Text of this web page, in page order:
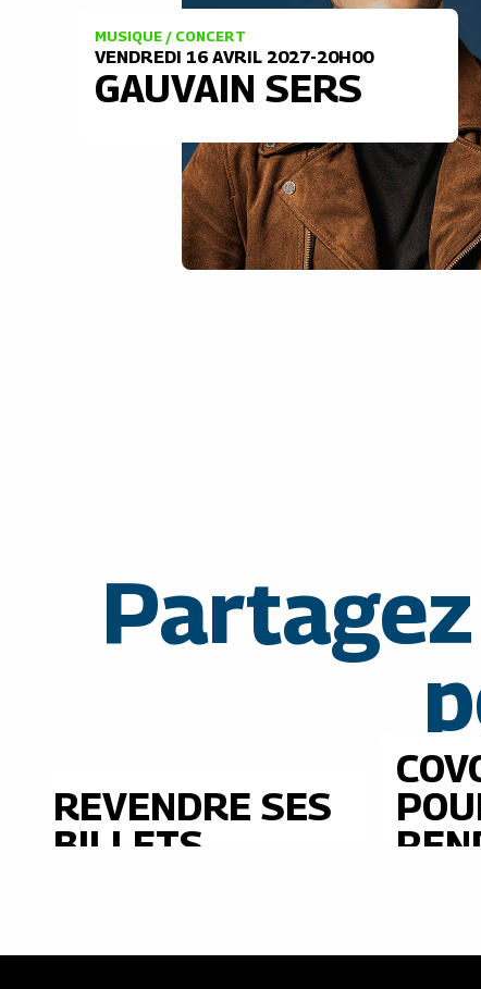
MUSIQUE / CONCERT
VENDREDI 16 AVRIL 2027-20H00
GAUVAIN SERS
REVENDRE SES
BILLETS